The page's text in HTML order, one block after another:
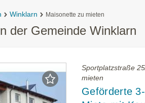
Winklarn Maisonette zu mieten
der Gemeinde Winklarn
Sportplatzstraße
mieten
Geförderte